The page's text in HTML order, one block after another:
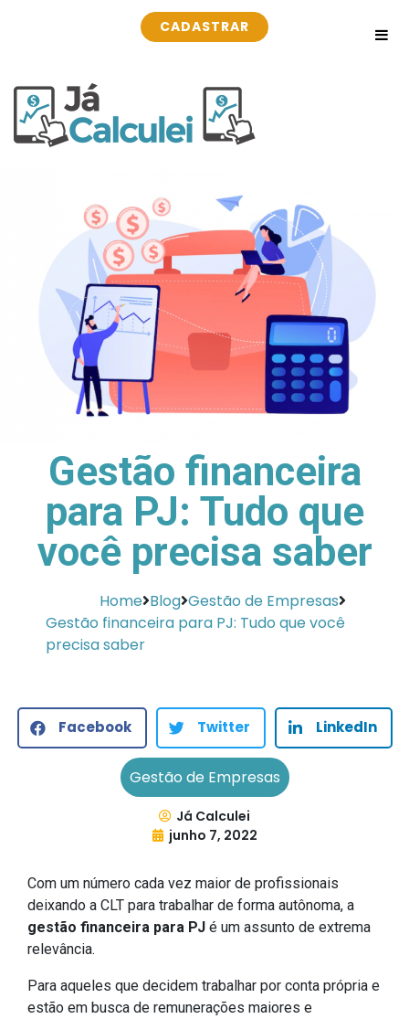
CADASTRAR
Gestão financeira
para PJ: Tudo que
você precisa saber
Home Blog Gestão de Empresas
Gestão financeira para PJ: Tudo que você
precisa saber
Facebook Twitter LinkedIn
Gestão de Empresas
Já Calculei
junho 7, 2022
Com um número cada vez maior de profissionais
deixando a CLT para trabalhar de forma autônoma, a
gestão financeira para PJ é um assunto de extrema
relevância.
Para aqueles que decidem trabalhar por conta própria e
estão em busca de remunerações maiores e